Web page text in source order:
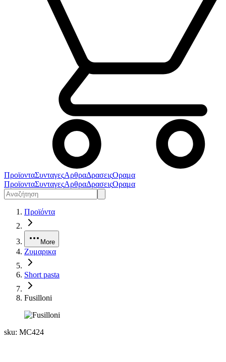
ΠροϊονταΣυνταγεςΑρθραΔρασειςΟραμα
ΠροϊονταΣυνταγεςΑρθραΔρασειςΟραμα
Προϊόντα
More
Ζυμαρικα
Short pasta
Fusilloni
sku: MC424